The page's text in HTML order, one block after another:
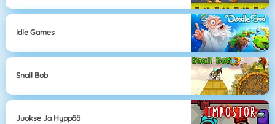
Idle Games
Snail Bob
Juokse Ja Hyppää